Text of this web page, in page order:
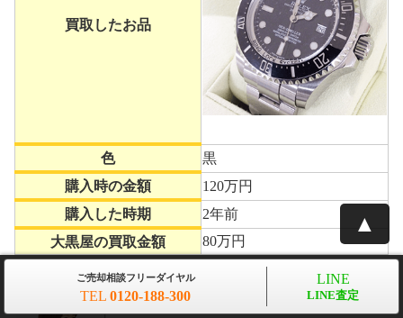
ご売却相談フリーダイヤル
TEL0120-188-300
LINE
LINE査定
買取したお品
色
黒
購入時の金額
120万円
購入した時期
2年前
大黒屋の買取金額
80万円
▲